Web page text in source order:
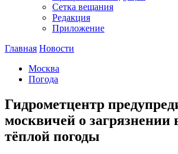
Сетка вещания
Редакция
Приложение
Главная Новости
Москва
Погода
Гидрометцентр
москвичей о загрязнении
тёплой погоды